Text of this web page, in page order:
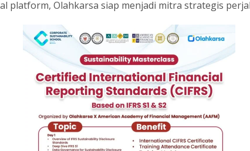
platform, Olahkarsa siap menjadi mitra strategis